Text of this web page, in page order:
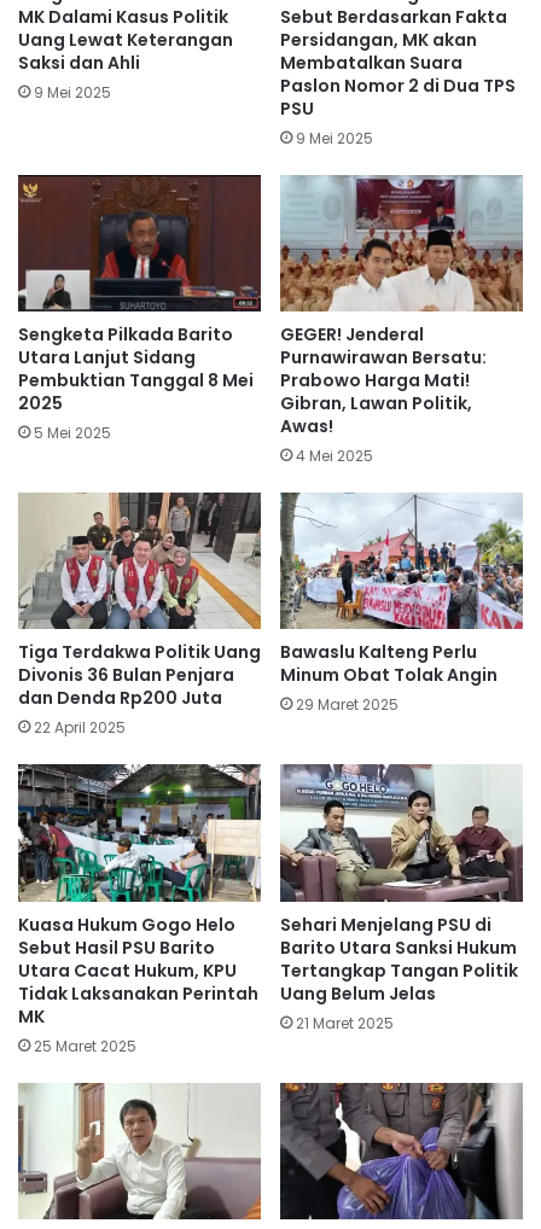
MK Dalami Kasus Politik
Uang Lewat Keterangan
Saksi dan Ahli
9 Mei 2025
Sebut Berdasarkan Fakta
Persidangan, MK akan
Membatalkan Suara
Paslon Nomor 2 di Dua TPS
PSU
9 Mei 2025
Sengketa Pilkada Barito
Utara Lanjut Sidang
Pembuktian Tanggal 8 Mei
2025
5 Mei 2025
GEGER! Jenderal
Purnawirawan Bersatu:
Prabowo Harga Mati!
Gibran, Lawan Politik,
Awas!
4 Mei 2025
Tiga Terdakwa Politik Uang
Divonis 36 Bulan Penjara
dan Denda Rp200 Juta
22 April 2025
Bawaslu Kalteng Perlu
Minum Obat Tolak Angin
29 Maret 2025
Kuasa Hukum Gogo Helo
Sebut Hasil PSU Barito
Utara Cacat Hukum, KPU
Tidak Laksanakan Perintah
MK
25 Maret 2025
Sehari Menjelang PSU di
Barito Utara Sanksi Hukum
Tertangkap Tangan Politik
Uang Belum Jelas
21 Maret 2025